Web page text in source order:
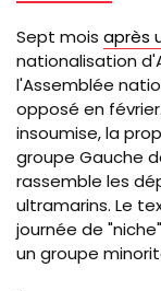
Sept mois après
nationalisation
l'Assemblée
opposé en
insoumise, la
groupe Gauche
rassemble les
ultramarins. Le
journée de
un groupe